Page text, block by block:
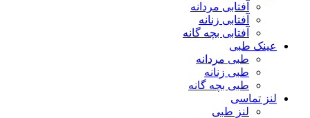
آفتابی مردانه
آفتابی زنانه
آفتابی بچه گانه
عینک طبی
طبی مردانه
طبی زنانه
طبی بچه گانه
لنز تماسی
لنز طبی